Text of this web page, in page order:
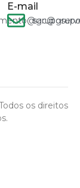
E-mail
os direitos